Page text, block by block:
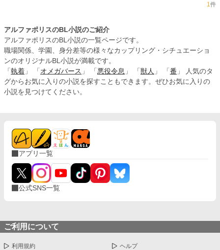
1件
アルファポリスのBL小説のご紹介
アルファポリスのBL小説の一覧ページです。
職場関係、学園、身分差等の様々なカップリング・シチュエーショ
ンのオリジナルBL小説が満載です。
「 執着 」 「 オメガバース 」 「 悪役令息 」 「 獣人 」 「 番 」 人気のタ
グからお気に入りの小説を探すこともできます。ぜひお気に入りの
小説を見つけてください。
アプリ一覧
公式SNS一覧
ご利用について
利用規約 ヘルプ